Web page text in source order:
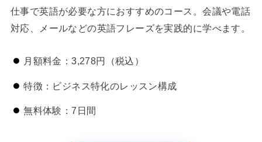
仕事で英語が必要な方におすすめのコース。会議や電話
対応、メールなどの英語フレーズを実践的に学べます。
月額料金：3,278円（税込）
特徴：ビジネス特化のレッスン構成
無料体験：7日間